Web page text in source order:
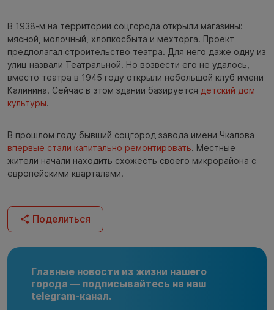
В 1938-м на территории соцгорода открыли магазины:
мясной, молочный, хлопкосбыта и мехторга. Проект
предполагал строительство театра. Для него даже одну из
улиц назвали Театральной. Но возвести его не удалось,
вместо театра в 1945 году открыли небольшой клуб имени
Калинина. Сейчас в этом здании базируется детский дом
культуры.
В прошлом году бывший соцгород завода имени Чкалова
впервые стали капитально ремонтировать. Местные
жители начали находить схожесть своего микрорайона с
европейскими кварталами.
Поделиться
Главные новости из жизни нашего
города — подписывайтесь на наш
telegram-канал.